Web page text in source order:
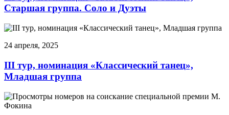
Старшая группа. Соло и Дуэты
24 апреля, 2025
III тур, номинация «Классический танец»,
Младшая группа